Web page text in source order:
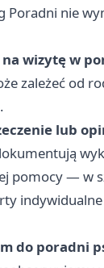
Poradni nie
na wizytę w
zależeć od
lub
pomocy — w
do poradni